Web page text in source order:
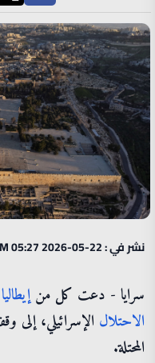
نشر في : 22-05-2026 05:27 PM
سرايا - دعت كل منإيطاليا
الاحتلال الإسرائيلي، إلى
المحتلة.